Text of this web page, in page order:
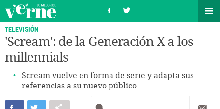
TELEVISIÓN
'Scream': de la Generación X a los
millennials
Scream vuelve en forma de serie y adapta sus
referencias a su nuevo público